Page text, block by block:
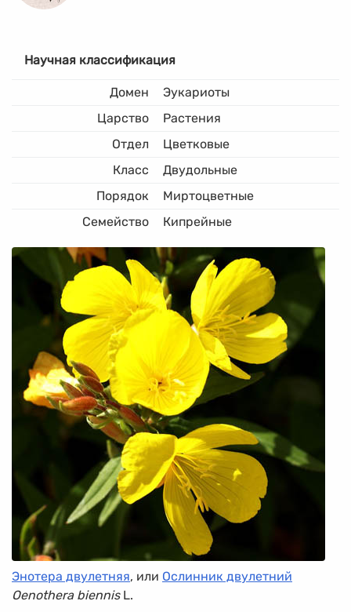
Научная классификация
Домен
Эукариоты
Царство
Растения
Отдел
Цветковые
Класс
Двудольные
Порядок
Миртоцветные
Семейство
Кипрейные
Энотера двулетняя, или Ослинник двулетний
Oenothera biennisL.